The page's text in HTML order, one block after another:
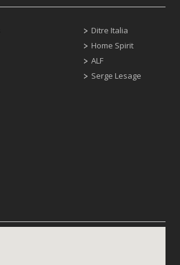
Ditre Italia
Home Spirit
ALF
Serge Lesage